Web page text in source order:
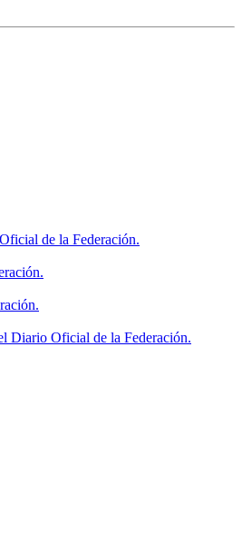
de la Federación.
Diario Oficial de la Federación.